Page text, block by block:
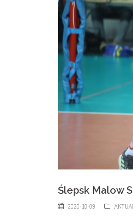
Ślepsk Malow
2020-10-09